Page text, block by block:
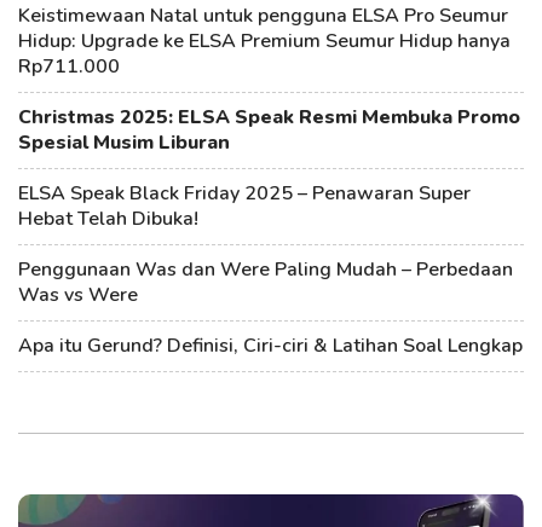
Keistimewaan Natal untuk pengguna ELSA Pro Seumur
Hidup: Upgrade ke ELSA Premium Seumur Hidup hanya
Rp711.000
Christmas 2025: ELSA Speak Resmi Membuka Promo
Spesial Musim Liburan
ELSA Speak Black Friday 2025 – Penawaran Super
Hebat Telah Dibuka!
Penggunaan Was dan Were Paling Mudah – Perbedaan
Was vs Were
Apa itu Gerund? Definisi, Ciri-ciri & Latihan Soal Lengkap